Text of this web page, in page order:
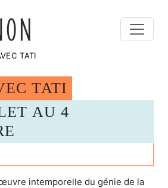
TATI
TATI
AU 4
intemporelle du génie de la